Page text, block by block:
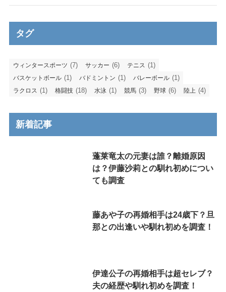
タグ
ウィンタースポーツ (7) サッカー (6) テニス (1)
バスケットボール (1) バドミントン (1) バレーボール (1)
ラクロス (1) 格闘技 (18) 水泳 (1) 競馬 (3) 野球 (6) 陸上 (4)
新着記事
蓬莱竜太の元妻は誰？離婚原因
は？伊藤沙莉との馴れ初めについ
ても調査
藤あや子の再婚相手は24歳下？旦
那との出逢いや馴れ初めを調査！
伊達公子の再婚相手は超セレブ？
夫の経歴や馴れ初めを調査！